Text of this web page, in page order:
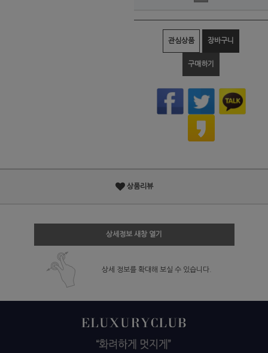
관심상품 장바구니
구매하기
상품리뷰
상세정보 새창 열기
상세 정보를 확대해 보실 수 있습니다.